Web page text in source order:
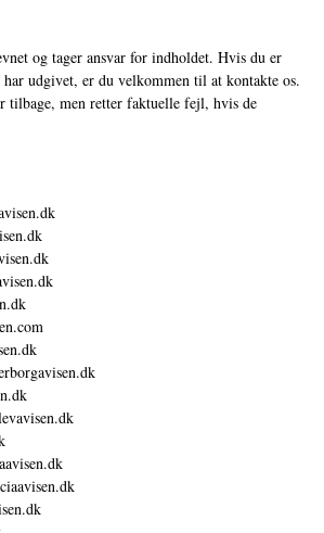
og tager ansvar for indholdet. Hvis du er
udgivet, er du velkommen til at kontakte os.
men retter faktuelle fejl, hvis de